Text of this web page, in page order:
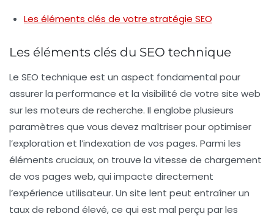
Les éléments clés de votre stratégie SEO
Les éléments clés du SEO technique
Le SEO technique est un aspect fondamental pour
assurer la performance et la visibilité de votre site web
sur les moteurs de recherche. Il englobe plusieurs
paramètres que vous devez maîtriser pour optimiser
l’exploration et l’indexation de vos pages. Parmi les
éléments cruciaux, on trouve la vitesse de chargement
de vos pages web, qui impacte directement
l’expérience utilisateur. Un site lent peut entraîner un
taux de rebond élevé, ce qui est mal perçu par les